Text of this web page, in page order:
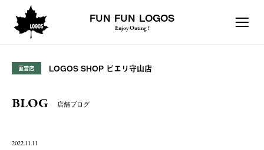
FUN FUN LOGOS
Enjoy Outing !
直営店 LOGOS SHOP ピエリ守山店
BLOG 店舗ブログ
2022.11.11